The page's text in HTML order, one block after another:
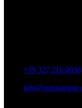
+39 327 216 0038